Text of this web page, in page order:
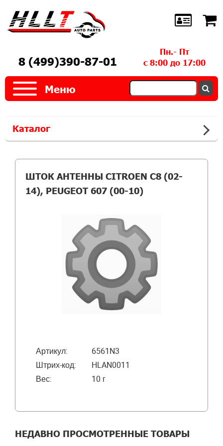
8 (499)390-87-01
Пн.- Пт
с 8:00 до 17:00
Меню
Каталог
ШТОК АНТЕННЫ CITROEN C8 (02-
14), PEUGEOT 607 (00-10)
Артикул:
6561N3
Штрих-код:
HLAN0011
Вес:
10 г
НЕДАВНО ПРОСМОТРЕННЫЕ ТОВАРЫ